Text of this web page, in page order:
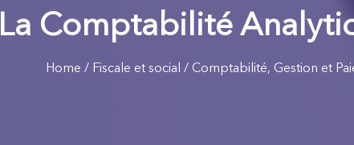
La Comptabilité
Home / Fiscale et social / Comptabilité, Gestion et